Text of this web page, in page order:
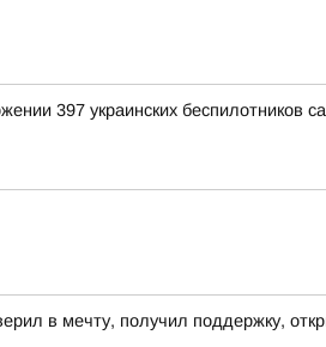
397 украинских беспилотников
в мечту, получил поддержку,